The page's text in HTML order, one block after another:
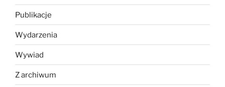
Publikacje
Wydarzenia
Wywiad
Z archiwum